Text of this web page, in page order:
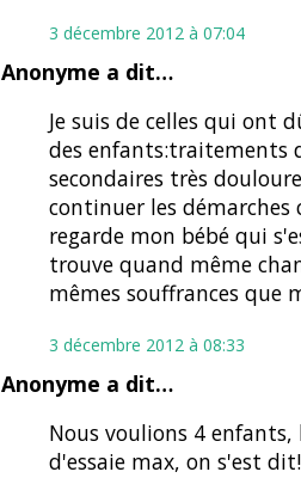
3 décembre 2012 à 07:04
Anonyme a dit…
Je suis de celles qui ont
des enfants:traitements
secondaires très
continuer les
regarde mon bébé qui
trouve quand même
mêmes souffrances que
3 décembre 2012 à 08:33
Anonyme a dit…
Nous voulions 4
d'essaie max, on s'est